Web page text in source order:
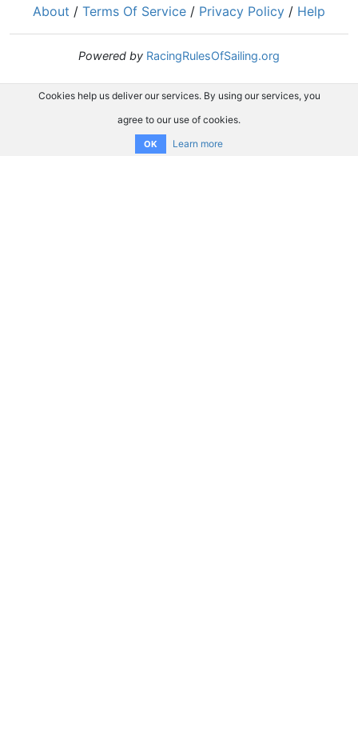
About / Terms Of Service / Privacy Policy / Help
Powered by RacingRulesOfSailing.org
Cookies help us deliver our services. By using our services, you
agree to our use of cookies.
OK Learn more